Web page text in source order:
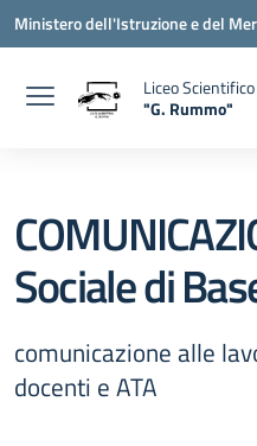
Vai ai contenuti
Vai al menu di navigazione
Vai al footer
Ministero dell'Istruzione e del
Liceo
"G. Rummo"
Sociale di
comunicazione alle
docenti e ATA